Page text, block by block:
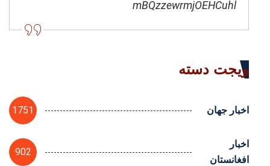
mBQzzewrmjOEHCuhl
ویجت دسته
اخبار جهان 1751
اخبار
افغانستان
902